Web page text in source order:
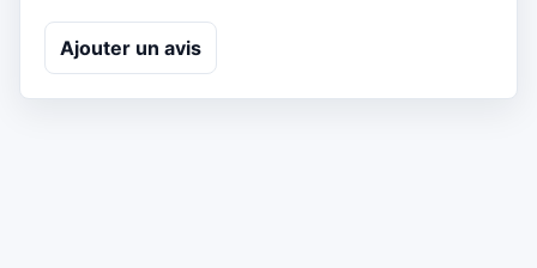
Ajouter un avis